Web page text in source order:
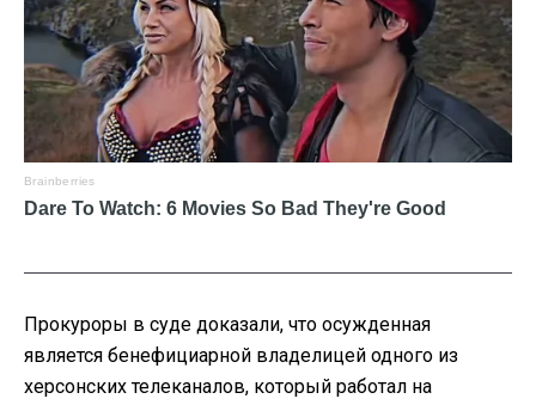
Прокуроры в суде доказали, что осужденная
является бенефициарной владелицей одного из
херсонских телеканалов, который работал на